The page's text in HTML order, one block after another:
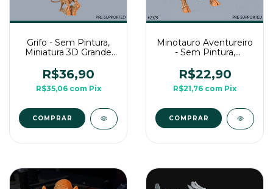
Grifo - Sem Pintura,
Miniatura 3D Grande
R$36,90
R$35,06 com Pix
COMPRAR
Minotauro Aventureiro
- Sem Pintura,
Para Rpg de Mesa
R$22,90
R$21,76 com Pix
COMPRAR